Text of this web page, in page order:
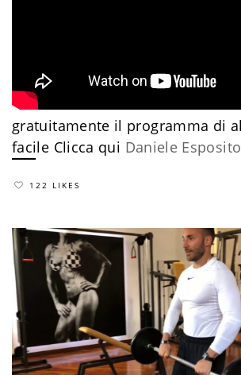
gratuitamente il programma di
facile ​Clicca qui Daniele Esposito
122 LIKES